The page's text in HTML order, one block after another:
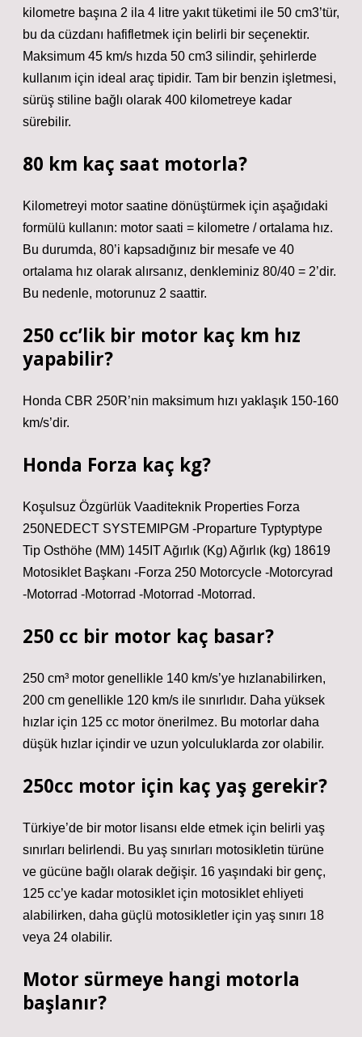
kilometre başına 2 ila 4 litre yakıt tüketimi ile 50 cm3’tür,
bu da cüzdanı hafifletmek için belirli bir seçenektir.
Maksimum 45 km/s hızda 50 cm3 silindir, şehirlerde
kullanım için ideal araç tipidir. Tam bir benzin işletmesi,
sürüş stiline bağlı olarak 400 kilometreye kadar
sürebilir.
80 km kaç saat motorla?
Kilometreyi motor saatine dönüştürmek için aşağıdaki
formülü kullanın: motor saati = kilometre / ortalama hız.
Bu durumda, 80’i kapsadığınız bir mesafe ve 40
ortalama hız olarak alırsanız, denkleminiz 80/40 = 2’dir.
Bu nedenle, motorunuz 2 saattir.
250 cc’lik bir motor kaç km hız
yapabilir?
Honda CBR 250R’nin maksimum hızı yaklaşık 150-160
km/s’dir.
Honda Forza kaç kg?
Koşulsuz Özgürlük Vaaditeknik Properties Forza
250NEDECT SYSTEMIPGM -Proparture Typtyptype
Tip Osthöhe (MM) 145IT Ağırlık (Kg) Ağırlık (kg) 18619
Motosiklet Başkanı -Forza 250 Motorcycle -Motorcyrad
-Motorrad -Motorrad -Motorrad -Motorrad.
250 cc bir motor kaç basar?
250 cm³ motor genellikle 140 km/s’ye hızlanabilirken,
200 cm genellikle 120 km/s ile sınırlıdır. Daha yüksek
hızlar için 125 cc motor önerilmez. Bu motorlar daha
düşük hızlar içindir ve uzun yolculuklarda zor olabilir.
250cc motor için kaç yaş gerekir?
Türkiye’de bir motor lisansı elde etmek için belirli yaş
sınırları belirlendi. Bu yaş sınırları motosikletin türüne
ve gücüne bağlı olarak değişir. 16 yaşındaki bir genç,
125 cc’ye kadar motosiklet için motosiklet ehliyeti
alabilirken, daha güçlü motosikletler için yaş sınırı 18
veya 24 olabilir.
Motor sürmeye hangi motorla
başlanır?